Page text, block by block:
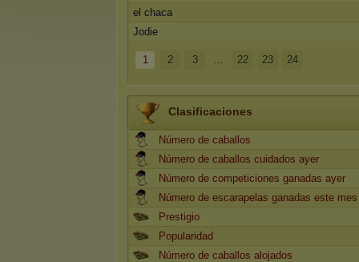
el chaca
Jodie
1 2 3 ... 22 23 24
Clasificaciones
Número de caballos
Número de caballos cuidados ayer
Número de competiciones ganadas ayer
Número de escarapelas ganadas este mes
Prestigio
Popularidad
Número de caballos alojados